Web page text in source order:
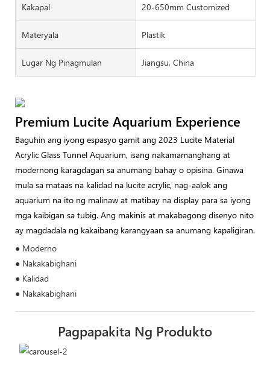
Kakapal 20-650mm Customized
Materyala Plastik
Lugar Ng Pinagmulan Jiangsu, China
Premium Lucite Aquarium Experience
Baguhin ang iyong espasyo gamit ang 2023 Lucite Material
Acrylic Glass Tunnel Aquarium, isang nakamamanghang at
modernong karagdagan sa anumang bahay o opisina. Ginawa
mula sa mataas na kalidad na lucite acrylic, nag-aalok ang
aquarium na ito ng malinaw at matibay na display para sa iyong
mga kaibigan sa tubig. Ang makinis at makabagong disenyo nito
ay magdadala ng kakaibang karangyaan sa anumang kapaligiran.
● Moderno
● Nakakabighani
● Kalidad
● Nakakabighani
Pagpapakita Ng Produkto